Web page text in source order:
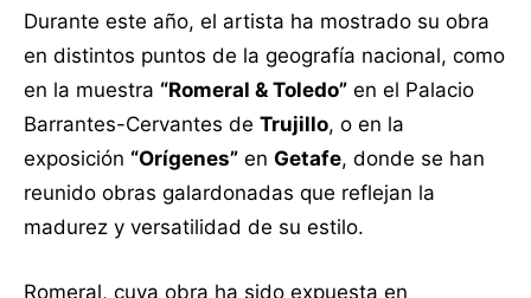
Durante este año, el artista ha mostrado su obra
en distintos puntos de la geografía nacional, como
en la muestra “Romeral & Toledo” en el Palacio
Barrantes-Cervantes de Trujillo, o en la
exposición “Orígenes” en Getafe, donde se han
reunido obras galardonadas que reflejan la
madurez y versatilidad de su estilo.
Romeral, cuya obra ha sido expuesta en